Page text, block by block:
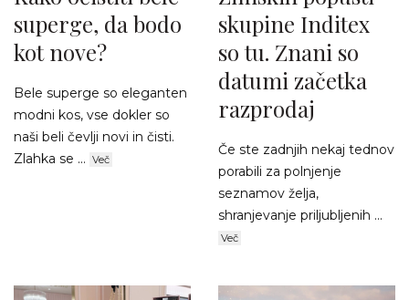
superge, da bodo
kot nove?
Bele superge so eleganten
modni kos, vse dokler so
naši beli čevlji novi in čisti.
Zlahka se ... Več
skupine Inditex
so tu. Znani so
datumi začetka
razprodaj
Če ste zadnjih nekaj tednov
porabili za polnjenje
seznamov želja,
shranjevanje priljubljenih ...
Več